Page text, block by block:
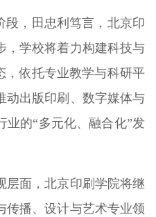
，田忠利笃言，北京印
，学校将着力构建科技与
，依托专业教学与科研平
动出版印刷、数字媒体与
业的“多元化、融合化”发
面，北京印刷学院将继
传播、设计与艺术专业领